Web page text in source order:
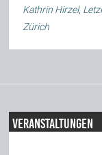
Kathrin Hirzel,
Zürich
Veranstaltungen